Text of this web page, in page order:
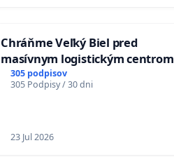
Chráňme Veľký Biel pred
masívnym logistickým centrom
305 podpisov
305 Podpisy / 30 dni
23 Jul 2026